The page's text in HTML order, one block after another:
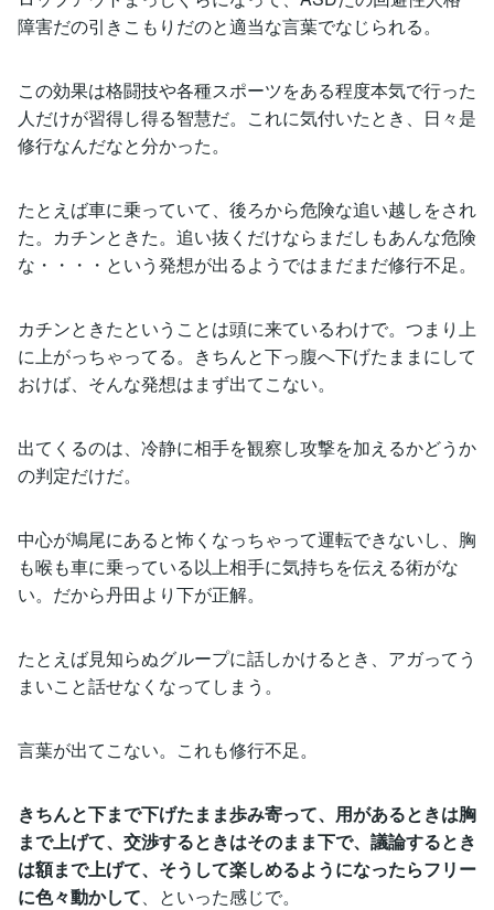
障害だの引きこもりだのと適当な言葉でなじられる。
この効果は格闘技や各種スポーツをある程度本気で行った
人だけが習得し得る智慧だ。これに気付いたとき、日々是
修行なんだなと分かった。
たとえば車に乗っていて、後ろから危険な追い越しをされ
た。カチンときた。追い抜くだけならまだしもあんな危険
な・・・・という発想が出るようではまだまだ修行不足。
カチンときたということは頭に来ているわけで。つまり上
に上がっちゃってる。きちんと下っ腹へ下げたままにして
おけば、そんな発想はまず出てこない。
出てくるのは、冷静に相手を観察し攻撃を加えるかどうか
の判定だけだ。
中心が鳩尾にあると怖くなっちゃって運転できないし、胸
も喉も車に乗っている以上相手に気持ちを伝える術がな
い。だから丹田より下が正解。
たとえば見知らぬグループに話しかけるとき、アガってう
まいこと話せなくなってしまう。
言葉が出てこない。これも修行不足。
きちんと下まで下げたまま歩み寄って、用があるときは胸
まで上げて、交渉するときはそのまま下で、議論するとき
は額まで上げて、そうして楽しめるようになったらフリー
に色々動かして、といった感じで。